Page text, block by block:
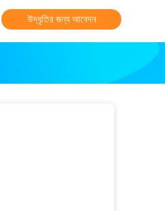
উদ্ধৃতির জন্য আবেদন